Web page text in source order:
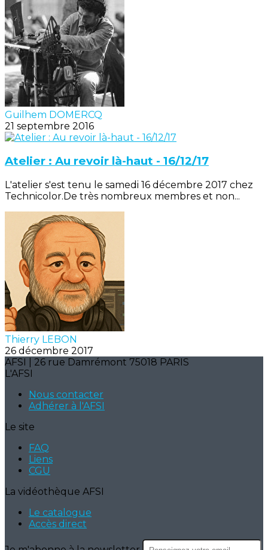
Guilhem DOMERCQ
21 septembre 2016
Atelier : Au revoir là-haut - 16/12/17
L'atelier s'est tenu le samedi 16 décembre 2017 chez
Technicolor.De très nombreux membres et non...
Thierry LEBON
26 décembre 2017
AFSI | 26 rue Damrémont 75018 PARIS
L'AFSI
Nous contacter
Adhérer à l'AFSI
Le site
FAQ
Liens
CGU
La vidéothèque AFSI
Le catalogue
Accès direct